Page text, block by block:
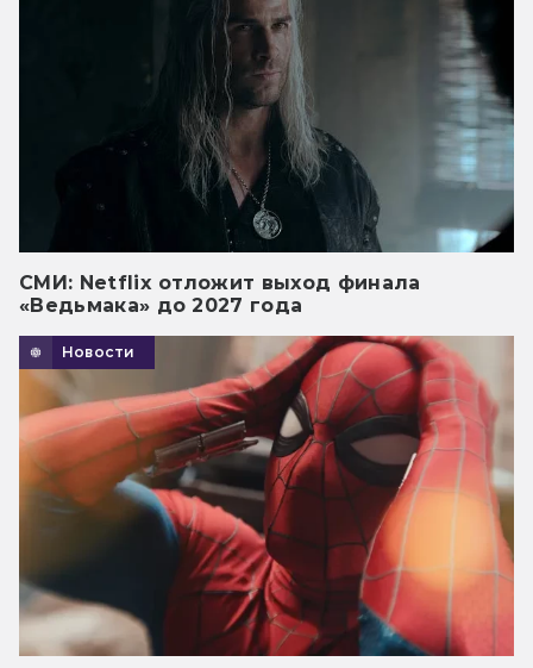
СМИ: Netflix отложит выход финала
«Ведьмака» до 2027 года
Новости